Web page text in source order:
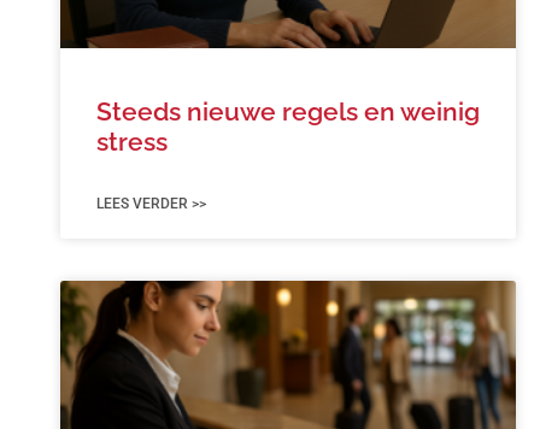
Steeds nieuwe regels en weinig
stress
LEES VERDER >>